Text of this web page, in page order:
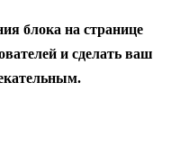
блока на странице
и сделать ваш